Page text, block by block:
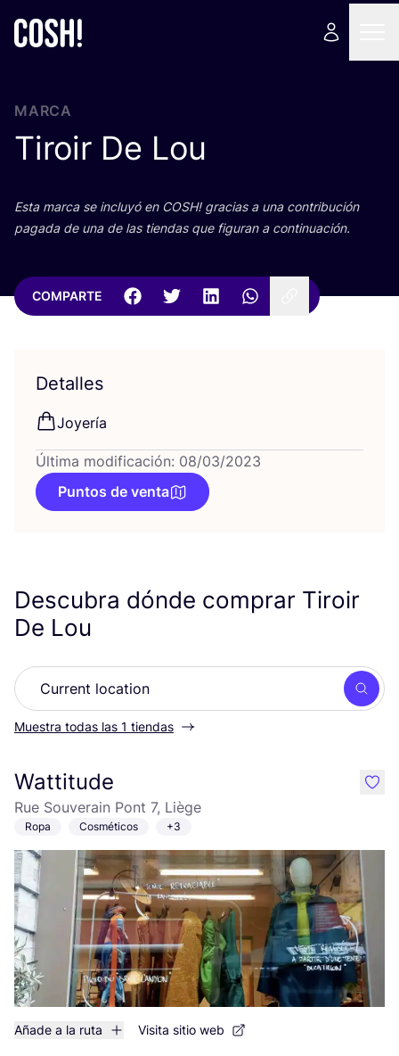
MARCA
Tiroir De Lou
Esta mar­ca se inclu­yó en COSH! gra­cias a una con­tri­bu­ción
paga­da de una de las tien­das que figu­ran a continuación.
COMPARTE
Detalles
Joye­ría
Última modificación: 08/03/2023
Puntos de venta
Descubra dónde comprar Tiroir
De Lou
Muestra todas las 1 tiendas
Wattitude
Rue Souverain Pont 7, Liège
Ropa Cosméticos +3
Añade a la ruta Visita sitio web
like